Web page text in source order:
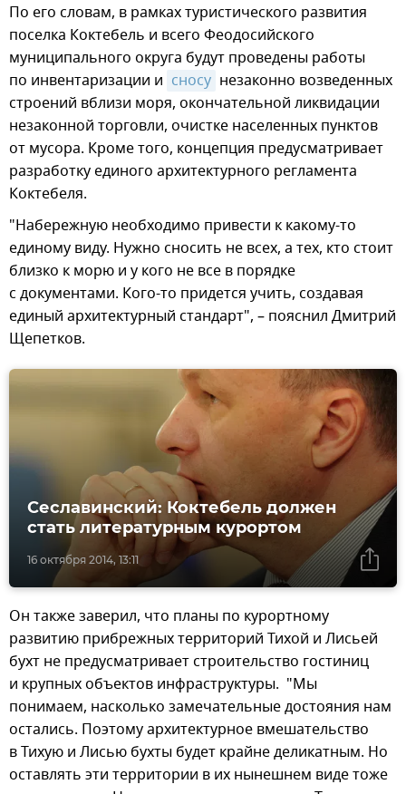
По его словам, в рамках туристического развития
поселка Коктебель и всего Феодосийского
муниципального округа будут проведены работы
по инвентаризации и сносу незаконно возведенных
строений вблизи моря, окончательной ликвидации
незаконной торговли, очистке населенных пунктов
от мусора. Кроме того, концепция предусматривает
разработку единого архитектурного регламента
Коктебеля.
"Набережную необходимо привести к какому-то
единому виду. Нужно сносить не всех, а тех, кто стоит
близко к морю и у кого не все в порядке
с документами. Кого-то придется учить, создавая
единый архитектурный стандарт", – пояснил Дмитрий
Щепетков.
16 октября 2014, 13:11
Сеславинский: Коктебель должен
стать литературным курортом
Он также заверил, что планы по курортному
развитию прибрежных территорий Тихой и Лисьей
бухт не предусматривает строительство гостиниц
и крупных объектов инфраструктуры. "Мы
понимаем, насколько замечательные достояния нам
остались. Поэтому архитектурное вмешательство
в Тихую и Лисью бухты будет крайне деликатным. Но
оставлять эти территории в их нынешнем виде тоже